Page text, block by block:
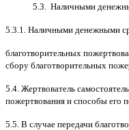
5.3. Наличными
5.3.1. Наличными денежными
благотворительных
сбору благотворительных
5.4. Жертвователь
пожертвования и способы его
5.5. B случае передачи